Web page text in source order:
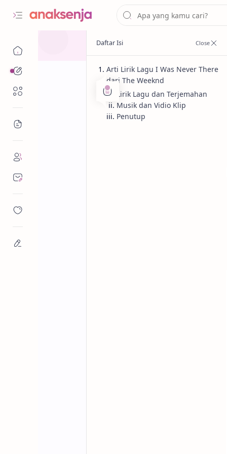
Menelisik Arti
There dari
Arti Lirik Lagu I Was Never There
dari The Weeknd
Lirik Lagu dan Terjemahan
Musik dan Vidio Klip
Penutup